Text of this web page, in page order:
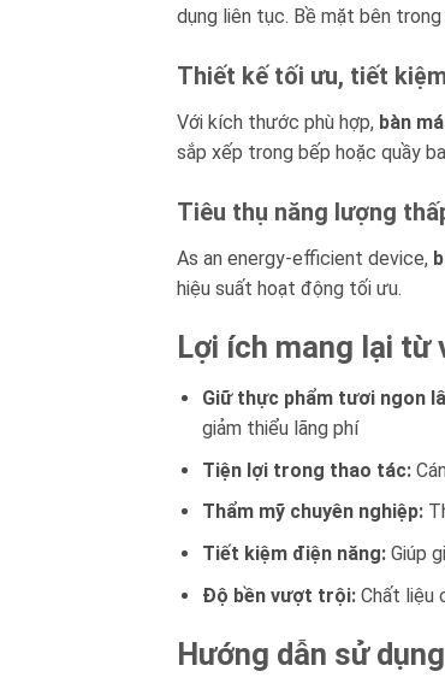
dụng liên tục. Bề mặt bên
Thiết kế tối ưu, tiết
Với kích thước phù hợp, bàn
sắp xếp trong bếp hoặc quầy
Tiêu thụ năng lượng
As an energy-efficient device,
hiệu suất hoạt động tối ưu.
Lợi ích mang lại từ
Giữ thực phẩm tươi ngon
giảm thiểu lãng phí
Tiện lợi trong thao tác:
Thẩm mỹ chuyên nghiệp:
Tiết kiệm điện năng:Giúp
Độ bền vượt trội:Chất liệu
Hướng dẫn sử